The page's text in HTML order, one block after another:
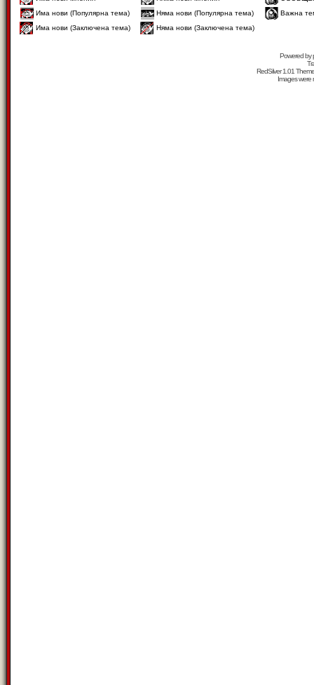
Има нови (Популярна тема)
Няма нови (Популярна тема)
Важна
Има нови (Заключена тема)
Няма нови (Заключена тема)
Powered by
RedSilver 1.01
Images were